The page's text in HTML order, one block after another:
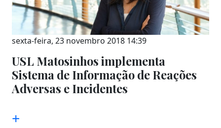
sexta-feira, 23 novembro 2018 14:39
USL Matosinhos implementa
Sistema de Informação de Reações
Adversas e Incidentes
+